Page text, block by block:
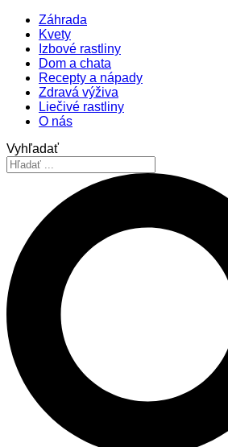
Záhrada
Kvety
Izbové rastliny
Dom a chata
Recepty a nápady
Zdravá výživa
Liečivé rastliny
O nás
Vyhľadať